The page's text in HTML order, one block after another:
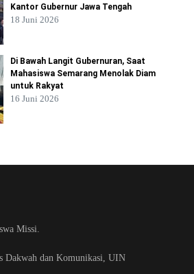
Kantor Gubernur Jawa Tengah
18 Juni 2026
Di Bawah Langit Gubernuran, Saat
Mahasiswa Semarang Menolak Diam
untuk Rakyat
16 Juni 2026
Missi.
Dakwah dan Komunikasi, UIN